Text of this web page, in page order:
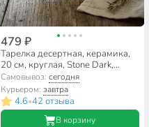
479 ₽
Тарелка десертная, керамика,
20 см, круглая, Stone Dark,
Domenik, DMD042, серая
Самовывоз: сегодня
Курьером: завтра
4.6•42 отзыва
В корзину